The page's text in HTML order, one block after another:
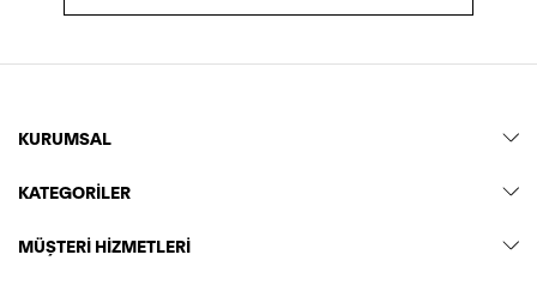
KURUMSAL
KATEGORİLER
MÜŞTERİ HİZMETLERİ